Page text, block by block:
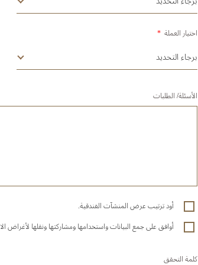
اختيار العملة *
الأسئلة/ الطلبات
أود ترتيب عرض المنشآت الفندقية.
أوافق على جمع البيانات واستخدامها ومشاركتها ونقلها لأغراض
كلمة التحقق